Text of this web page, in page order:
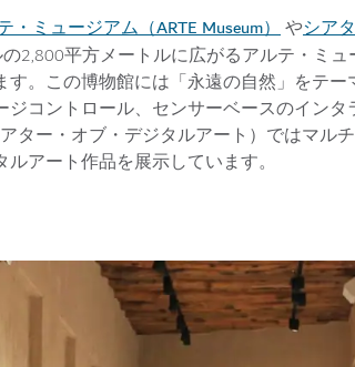
・ミュージアム（ARTE Museum）やシア
2,800平方メートルに広がるアルテ・ミ
。この博物館には「永遠の自然」をテ
コントロール、センサーベースのイン
ター・オブ・デジタルアート）ではマル
アート作品を展示しています。